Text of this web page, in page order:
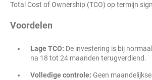
Total Cost of Ownership (TCO) op termijn
Voordelen
Lage TCO: De investering is bij
na 18 tot 24 maanden terugverdiend.
Volledige controle: Geen